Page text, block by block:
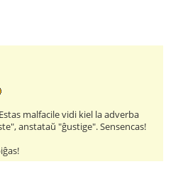
malfacile vidi kiel la adverba
anstataŭ "ĝustige". Sensencas!